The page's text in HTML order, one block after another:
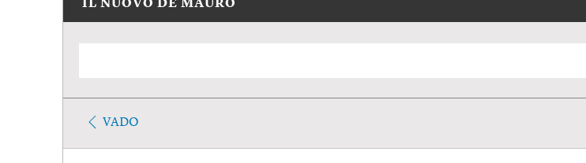
IL NUOVO DE MAURO
VADO